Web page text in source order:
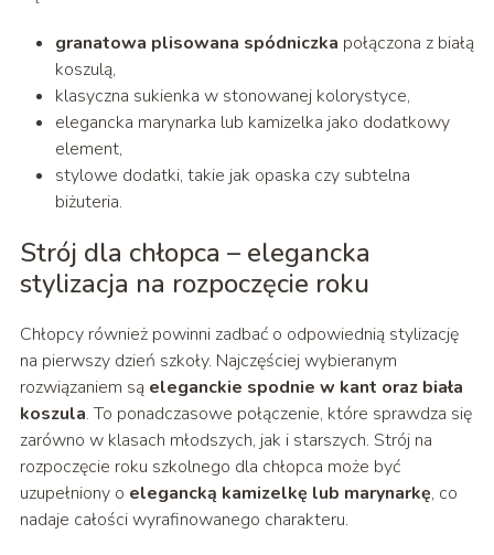
granatowa plisowana spódniczka połączona z białą
koszulą,
klasyczna sukienka w stonowanej kolorystyce,
elegancka marynarka lub kamizelka jako dodatkowy
element,
stylowe dodatki, takie jak opaska czy subtelna
biżuteria.
Strój dla chłopca – elegancka
stylizacja na rozpoczęcie roku
Chłopcy również powinni zadbać o odpowiednią stylizację
na pierwszy dzień szkoły. Najczęściej wybieranym
rozwiązaniem są eleganckie spodnie w kant oraz biała
koszula. To ponadczasowe połączenie, które sprawdza się
zarówno w klasach młodszych, jak i starszych. Strój na
rozpoczęcie roku szkolnego dla chłopca może być
uzupełniony o elegancką kamizelkę lub marynarkę, co
nadaje całości wyrafinowanego charakteru.